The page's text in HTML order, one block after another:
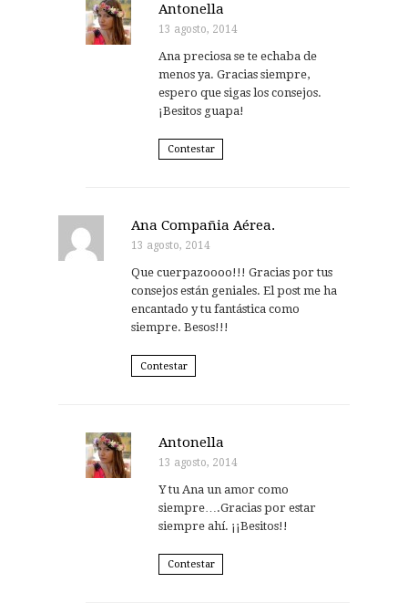
Antonella
13 agosto, 2014
Ana preciosa se te echaba de
menos ya. Gracias siempre,
espero que sigas los consejos.
¡Besitos guapa!
Contestar
Ana Compañia Aérea.
13 agosto, 2014
Que cuerpazoooo!!! Gracias por tus
consejos están geniales. El post me ha
encantado y tu fantástica como
siempre. Besos!!!
Contestar
Antonella
13 agosto, 2014
Y tu Ana un amor como
siempre….Gracias por estar
siempre ahí. ¡¡Besitos!!
Contestar